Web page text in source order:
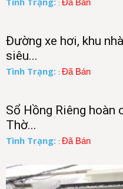
: Đã Bán
Đường xe hơi, khu
siêu...
Tình Trạng: : Đã Bán
Sổ Hồng Riêng hoàn
Thờ...
Tình Trạng: : Đã Bán